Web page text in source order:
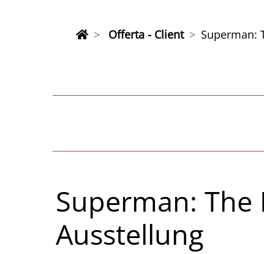
Offerta - Client Superman:
Superman:
Ausstellung